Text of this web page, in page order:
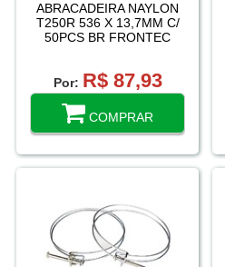
ABRACADEIRA NAYLON
T250R 536 X 13,7MM C/
50PCS BR FRONTEC
Por: R$ 87,93
COMPRAR